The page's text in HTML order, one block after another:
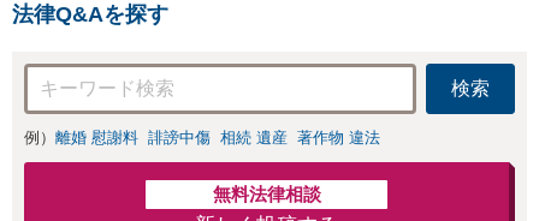
法律Q&Aを探す
検索
例） 離婚 慰謝料 誹謗中傷 相続 遺産 著作物 違法
無料法律相談